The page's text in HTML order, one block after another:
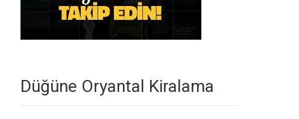
Düğüne Oryantal Kiralama